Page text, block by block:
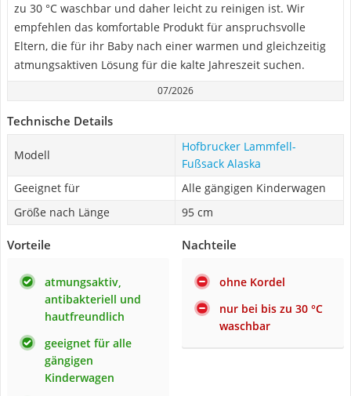
zu 30 °C waschbar und daher leicht zu reinigen ist. Wir
empfehlen das komfortable Produkt für anspruchsvolle
Eltern, die für ihr Baby nach einer warmen und gleichzeitig
atmungsaktiven Lösung für die kalte Jahreszeit suchen.
07/2026
Technische Details
Modell
Hofbrucker Lammfell-
Fußsack Alaska
Geeignet für
Alle gängigen Kinderwagen
Größe nach Länge
95 cm
Vorteile
atmungsaktiv,
antibakteriell und
hautfreundlich
geeignet für alle
gängigen
Kinderwagen
Nachteile
ohne Kordel
nur bei bis zu 30 °C
waschbar